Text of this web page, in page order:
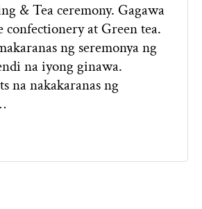
& Tea ceremony. Gagawa
confectionery at Green tea.
ng seremonya ng
na iyong ginawa.
na nakakaranas ng